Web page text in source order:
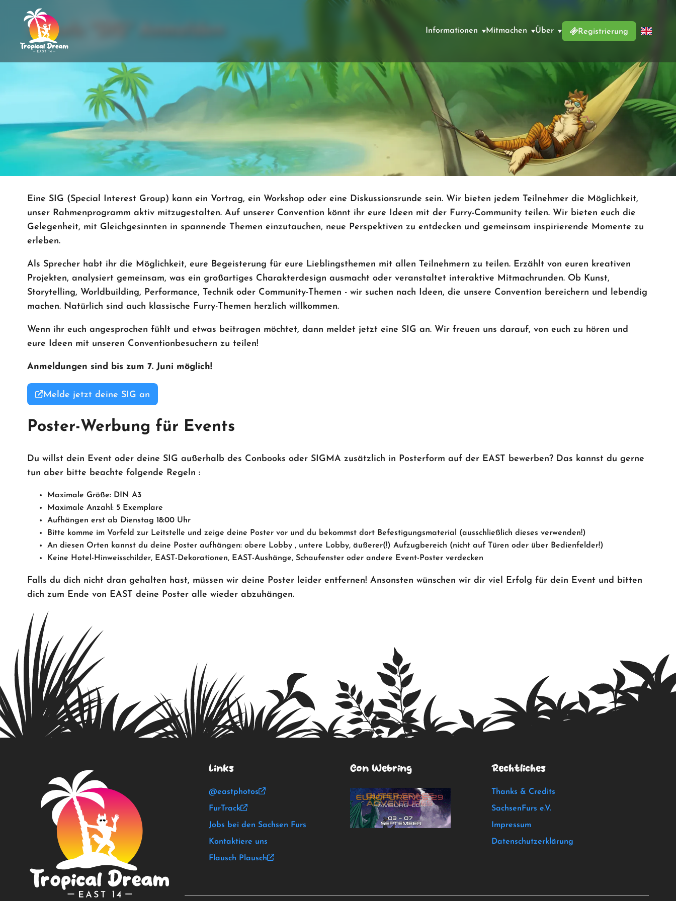
Informationen Mitmachen Über Registrierung
Panels "SIG" Anmelden
Eine SIG (Special Interest Group) kann ein Vortrag, ein Workshop oder eine Diskussionsrunde sein. Wir bieten jedem Teilnehmer die Möglichkeit,
unser Rahmenprogramm aktiv mitzugestalten. Auf unserer Convention könnt ihr eure Ideen mit der Furry-Community teilen. Wir bieten euch die
Gelegenheit, mit Gleichgesinnten in spannende Themen einzutauchen, neue Perspektiven zu entdecken und gemeinsam inspirierende Momente zu
erleben.
Als Sprecher habt ihr die Möglichkeit, eure Begeisterung für eure Lieblingsthemen mit allen Teilnehmern zu teilen. Erzählt von euren kreativen
Projekten, analysiert gemeinsam, was ein großartiges Charakterdesign ausmacht oder veranstaltet interaktive Mitmachrunden. Ob Kunst,
Storytelling, Worldbuilding, Performance, Technik oder Community-Themen - wir suchen nach Ideen, die unsere Convention bereichern und lebendig
machen. Natürlich sind auch klassische Furry-Themen herzlich willkommen.
Wenn ihr euch angesprochen fühlt und etwas beitragen möchtet, dann meldet jetzt eine SIG an. Wir freuen uns darauf, von euch zu hören und
eure Ideen mit unseren Conventionbesuchern zu teilen!
Anmeldungen sind bis zum 7. Juni möglich!
Melde jetzt deine SIG an
Poster-Werbung für Events
Du willst dein Event oder deine SIG außerhalb des Conbooks oder SIGMA zusätzlich in Posterform auf der EAST bewerben? Das kannst du gerne
tun aber bitte beachte folgende Regeln :
Maximale Größe: DIN A3
Maximale Anzahl: 5 Exemplare
Aufhängen erst ab Dienstag 18:00 Uhr
Bitte komme im Vorfeld zur Leitstelle und zeige deine Poster vor und du bekommst dort Befestigungsmaterial (ausschließlich dieses verwenden!)
An diesen Orten kannst du deine Poster aufhängen: obere Lobby , untere Lobby, äußerer(!) Aufzugbereich (nicht auf Türen oder über Bedienfelder!)
Keine Hotel-Hinweisschilder, EAST-Dekorationen, EAST-Aushänge, Schaufenster oder andere Event-Poster verdecken
Falls du dich nicht dran gehalten hast, müssen wir deine Poster leider entfernen! Ansonsten wünschen wir dir viel Erfolg für dein Event und bitten
dich zum Ende von EAST deine Poster alle wieder abzuhängen.
Links
@eastphotos
FurTrack
Jobs bei den Sachsen Furs
Kontaktiere uns
Flausch Plausch
Con Webring Rechtliches
Thanks & Credits
SachsenFurs e.V.
Impressum
Datenschutzerklärung